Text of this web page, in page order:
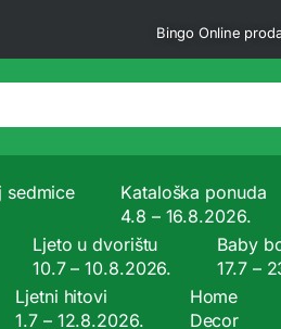
Bingo Online
sedmice
Kataloška ponuda
4.8 – 16.8.2026.
Ljeto u dvorištu
10.7 – 10.8.2026.
Baby
17.7 –
Ljetni hitovi
1.7 – 12.8.2026.
Home
Decor